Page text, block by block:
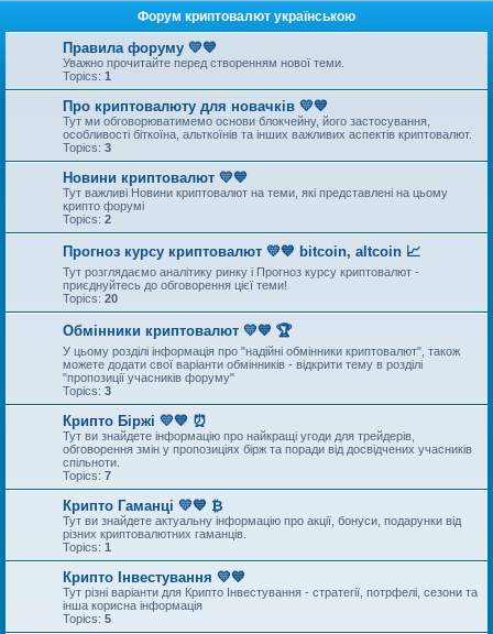
Форум криптовалют українською
Правила форуму 💛💙
Уважно прочитайте перед створенням нової теми.
Topics: 1
Про криптовалюту для новачків 💛💙
Тут ми обговорюватимемо основи блокчейну, його застосування,
особливості біткоїна, альткоїнів та інших важливих аспектів криптовалют.
Topics: 3
Новини криптовалют 💛💙
Тут важливі Новини криптовалют на теми, які представлені на цьому
крипто форумі
Topics: 2
Прогноз курсу криптовалют 💛💙 bitcoin, altcoin 📈
Тут розглядаємо аналітику ринку і Прогноз курсу криптовалют -
приєднуйтесь до обговорення цієї теми!
Topics: 20
Обмінники криптовалют 💛💙 🏆
У цьому розділі інформація про "надійні обмінники криптовалют", також
можете додати свої варіанти обмінників - відкрити тему в розділі
"пропозиції учасників форуму"
Topics: 3
Крипто Біржі 💛💙 ⏰
Тут ви знайдете інформацію про найкращі угоди для трейдерів,
обговорення змін у пропозиціях бірж та поради від досвідчених учасників
спільноти.
Topics: 7
Крипто Гаманці 💛💙 ₿
Тут ви знайдете актуальну інформацію про акції, бонуси, подарунки від
різних криптовалютних гаманців.
Topics: 1
Крипто Інвестування 💛💙
Тут різні варіанти для Крипто Інвестування - стратегії, потрфелі, сезони та
інша корисна інформація
Topics: 5